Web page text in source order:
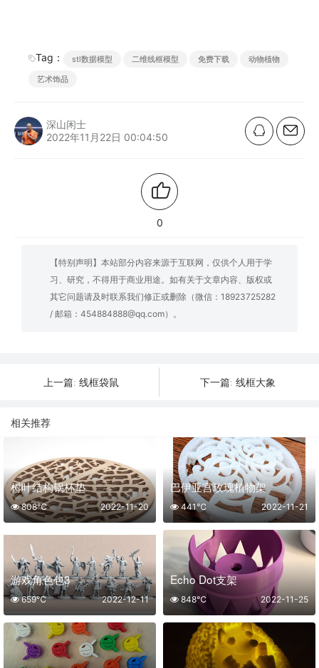
Tag： stl数据模型 二维线框模型 免费下载
动物植物
艺术饰品
深山闲士
2022年11月22日 00:04:50
0
【特别声明】本站部分内容来源于互联网，仅供个人用于学
习、研究，不得用于商业用途。如有关于文章内容、版权或
其它问题请及时联系我们修正或删除（微信：18923725282
/ 邮箱：454884888@qq.com）。
上一篇: 线框袋鼠 下一篇: 线框大象
相关推荐
树叶结构锅杯垫
2022-11-20
808℃
巴伊亚宫玫瑰植物架
2022-11-21
441℃
游戏角色包3
2022-12-11
659℃
Echo Dot支架
2022-11-25
848℃